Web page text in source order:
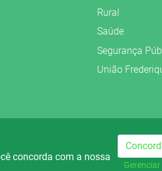
Rural
Saúde
Segurança
União
Rádio Palmeira FM Rádio
concorda com a nossa